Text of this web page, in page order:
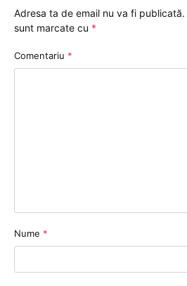
Adresa ta de email nu va fi publicată.
sunt marcate cu *
Comentariu *
Nume *